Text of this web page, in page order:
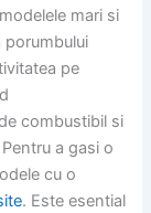
mari si
porumbului
pe
combustibil si
a gasi o
cu o
. Este esential